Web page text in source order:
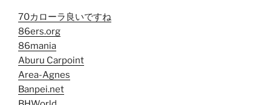
70カローラ良いですね
86ers.org
86mania
Aburu Carpoint
Area-Agnes
Banpei.net